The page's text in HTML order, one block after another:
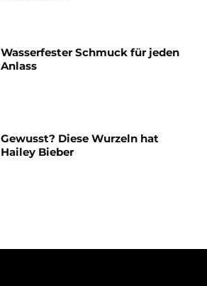
Wasserfester Schmuck für jeden
Anlass
Gewusst? Diese Wurzeln hat
Hailey Bieber